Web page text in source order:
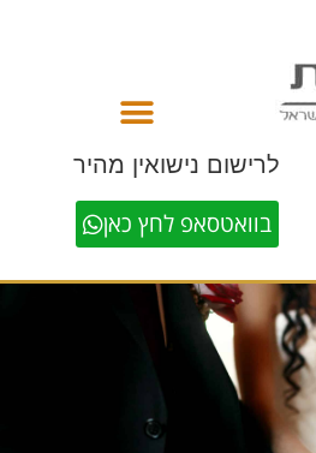
לרישום נישואין מהיר
בוואטסאפ לחץ כאן